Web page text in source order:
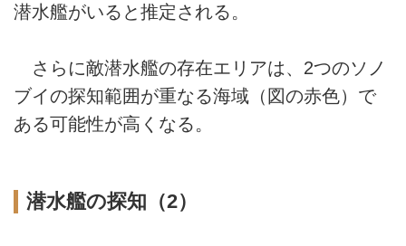
潜水艦がいると推定される。
さらに敵潜水艦の存在エリアは、2つのソノ
ブイの探知範囲が重なる海域（図の赤色）で
ある可能性が高くなる。
潜水艦の探知（2）